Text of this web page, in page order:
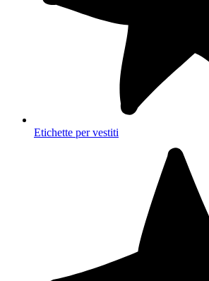
Etichette per vestiti